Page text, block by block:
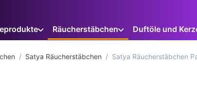
Räucherstäbchen Duftöle und
Satya Räucherstäbchen Satya Räucherstäbchen